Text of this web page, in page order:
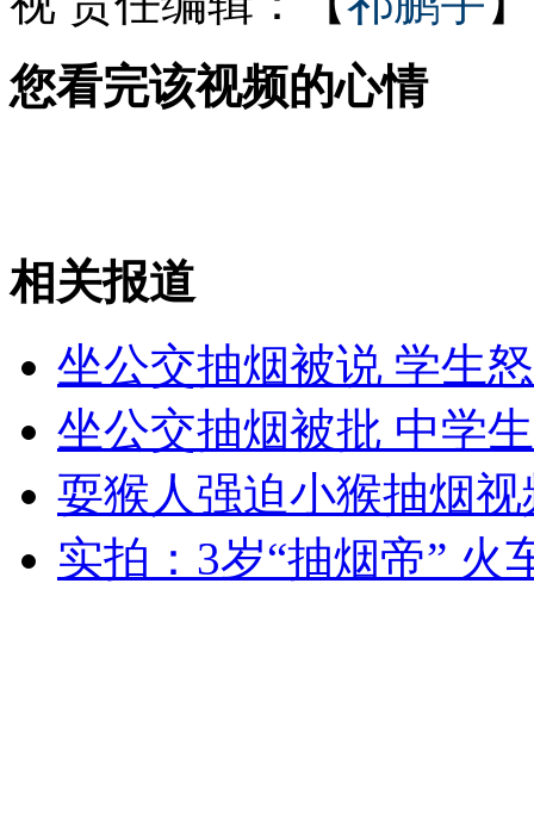
小狗背氧气瓶陪伴病重小女孩
山西运城恶犬咬伤多人 警民合力深夜将其击毙
女孩北京地铁殴打老人 痛下狠手拳打脚踢
无痛分娩是否安全 医生回应
外交部：反对强权政治霸凌主义
您看完该视频的心情
相关报道
坐公交抽烟被说 学生
坐公交抽烟被批 中学
耍猴人强迫小猴抽烟
实拍：3岁“抽烟帝” 火